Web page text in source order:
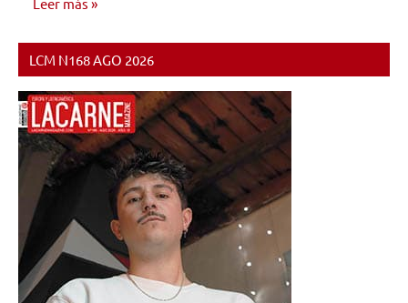
Leer más
ENTREVISTAS
LCM N168 AGO 2026